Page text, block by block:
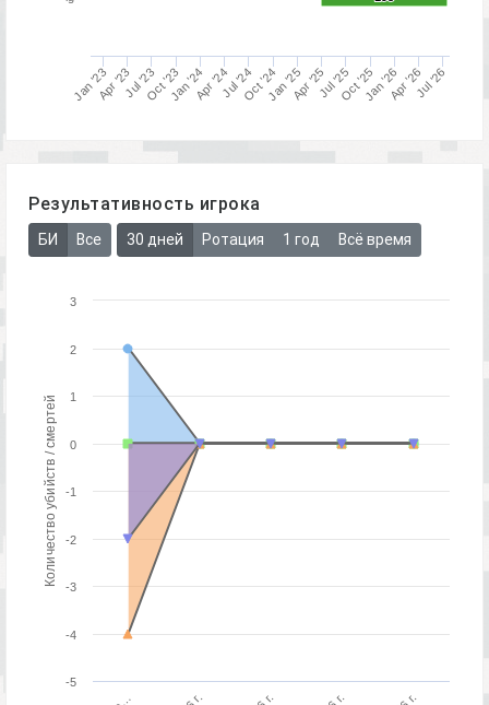
Jan '23Apr '23Jul '23Oct '23Jan '24Apr '24Jul '24Oct '24Jan '25Apr '25Jul '25Oct '25Jan '26Apr '26Jul '26
Результативность игрока
БИ Все 30 дней Ротация 1 год Всё время
Количество убийств / смертей
-5
-4
-3
-2
-1
0
1
2
3